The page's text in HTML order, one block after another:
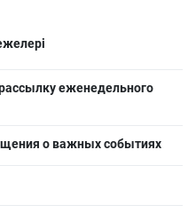
еженедельного
о важных событиях